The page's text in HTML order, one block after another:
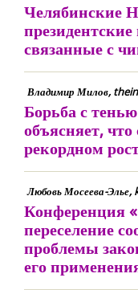
Челябинские
связанные с
Владимир Милов,
Борьба с
объясняет,
рекордном
Любовь Мосеева-Элье,
переселение
проблемы
его